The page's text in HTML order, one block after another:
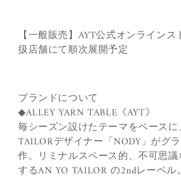
【一般販売】 AYT公式オンライン
扱店舗にて順次展開予定
ブランドについて
◆ALLEY YARN TABLE《AYT》
毎シーズン設けたテーマをベースに
TAILORデザイナー「NODY」がグ
作。リミナルスペース的、不可思
するAN YO TAILOR の2ndレーベル。